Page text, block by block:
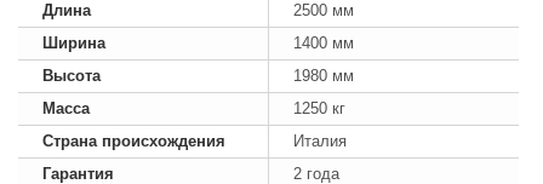
Длина
2500 мм
Ширина
1400 мм
Высота
1980 мм
Масса
1250 кг
Страна происхождения
Италия
Гарантия
2 года